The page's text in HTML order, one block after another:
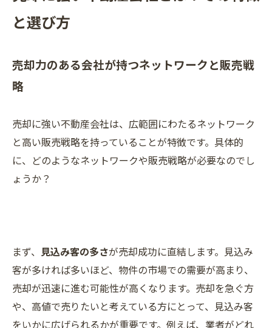
と選び方
売却力のある会社が持つネットワークと販売戦
略
売却に強い不動産会社は、広範囲にわたるネットワーク
と高い販売戦略を持っていることが特徴です。具体的
に、どのようなネットワークや販売戦略が必要なのでし
ょうか？
まず、 見込み客の多さが売却成功に直結します。見込み
客が多ければ多いほど、物件の市場での需要が高まり、
売却が迅速に進む可能性が高くなります。売却を急ぐ方
や、高値で売りたいと考えている方にとって、見込み客
をいかに広げられるかが重要です。例えば、業者がどれ
ご相談はこちら
ご相談はこちら